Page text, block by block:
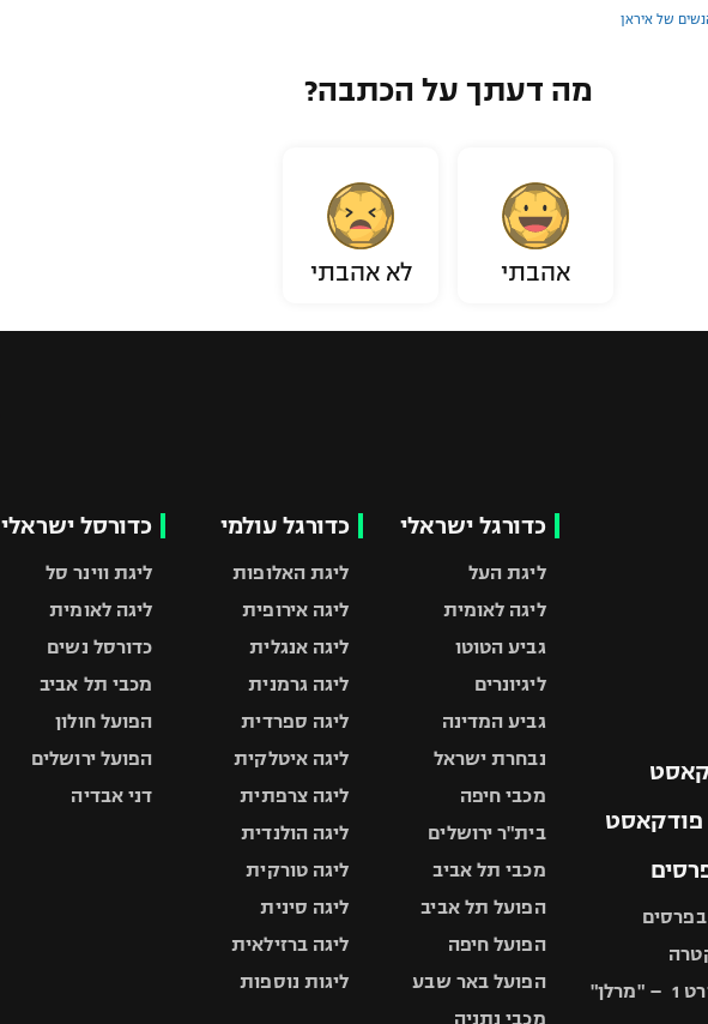
של איראן
מה דעתך על הכתבה?
אהבתי לא אהבתי
כדורגל ישראלי
ליגת העל
ליגה לאומית
גביע הטוטו
ליגיונרים
גביע המדינה
נבחרת ישראל
מכבי חיפה
בית"ר ירושלים
מכבי תל אביב
הפועל תל אביב
הפועל חיפה
הפועל באר שבע
מכבי נתניה
כדורגל עולמי
ליגת האלופות
ליגה אירופית
ליגה אנגלית
ליגה גרמנית
ליגה ספרדית
ליגה איטלקית
ליגה צרפתית
ליגה הולנדית
ליגה טורקית
ליגה סינית
ליגה ברזילאית
ליגות נוספות
כדורסל ישראלי
ליגת ווינר סל
ליגה לאומית
כדורסל נשים
מכבי תל אביב
הפועל חולון
הפועל ירושלים
דני אבדיה